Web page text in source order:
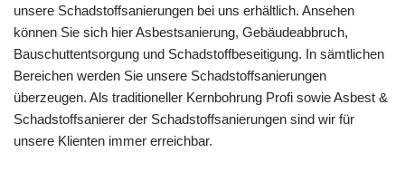
unsere Schadstoffsanierungen bei uns erhältlich. Ansehen
können Sie sich hier Asbestsanierung, Gebäudeabbruch,
Bauschuttentsorgung und Schadstoffbeseitigung. In sämtlichen
Bereichen werden Sie unsere Schadstoffsanierungen
überzeugen. Als traditioneller Kernbohrung Profi sowie Asbest &
Schadstoffsanierer der Schadstoffsanierungen sind wir für
unsere Klienten immer erreichbar.